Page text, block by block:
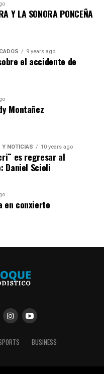
Y LA SONORA PONCEÑA
9 years ago
el accidente de
Montañez
Y NOTICIAS 10 years ago
es regresar al
Daniel Scioli
en conxierto
BUSINESS